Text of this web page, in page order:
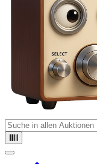
Toggle navigation